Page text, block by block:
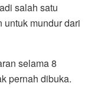
salah satu
mundur dari
selama 8
pernah dibuka.